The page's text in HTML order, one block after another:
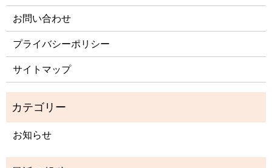
お問い合わせ
プライバシーポリシー
サイトマップ
お知らせ